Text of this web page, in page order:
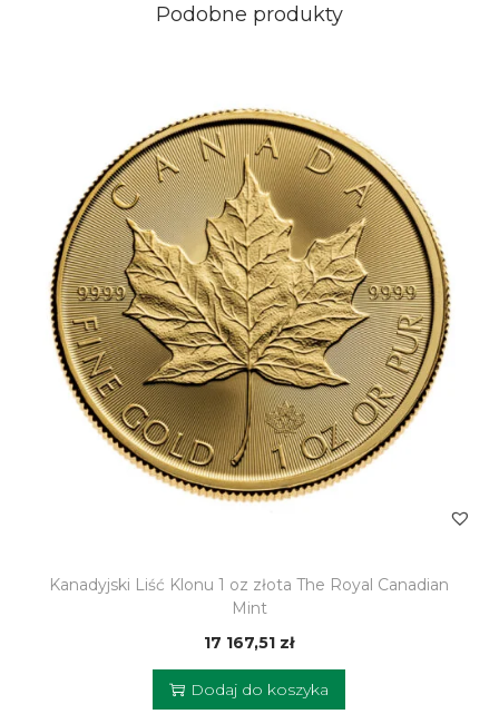
Podobne produkty
Kanadyjski Liść Klonu 1 oz złota The Royal Canadian
Mint
17 167,51 zł
Dodaj do koszyka